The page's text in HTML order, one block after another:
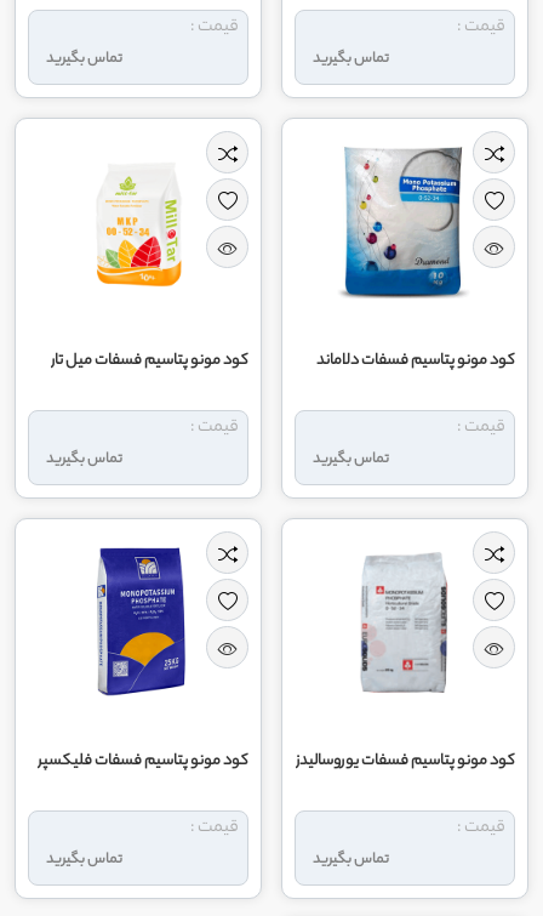
تماس بگیرید
قیمت :
تماس بگیرید
قیمت :
کود مونو پتاسیم فسفات دلاماند
تماس بگیرید
قیمت :
کود مونو پتاسیم فسفات میل تار
تماس بگیرید
قیمت :
کود مونو پتاسیم فسفات يوروساليدز
تماس بگیرید
قیمت :
کود مونو پتاسیم فسفات فلیکسپر
تماس بگیرید
قیمت :